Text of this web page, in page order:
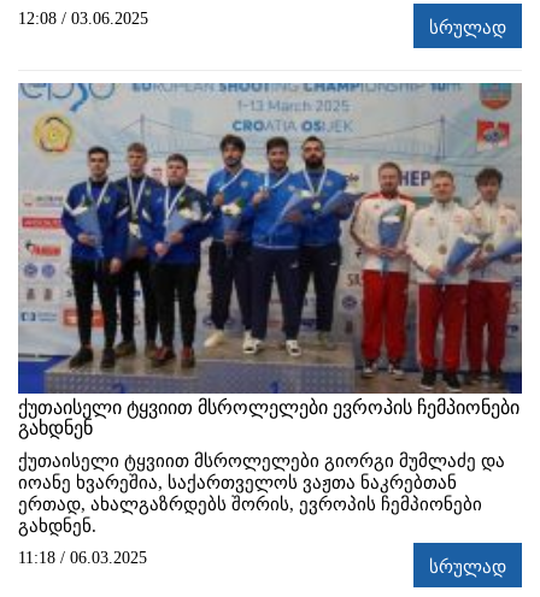
12:08 / 03.06.2025 სრულად
ქუთაისელი ტყვიით მსროლელები ევროპის ჩემპიონები
გახდნენ
ქუთაისელი ტყვიით მსროლელები გიორგი მუმლაძე და
იოანე ხვარეშია, საქართველოს ვაჟთა ნაკრებთან
ერთად, ახალგაზრდებს შორის, ევროპის ჩემპიონები
გახდნენ.
11:18 / 06.03.2025 სრულად